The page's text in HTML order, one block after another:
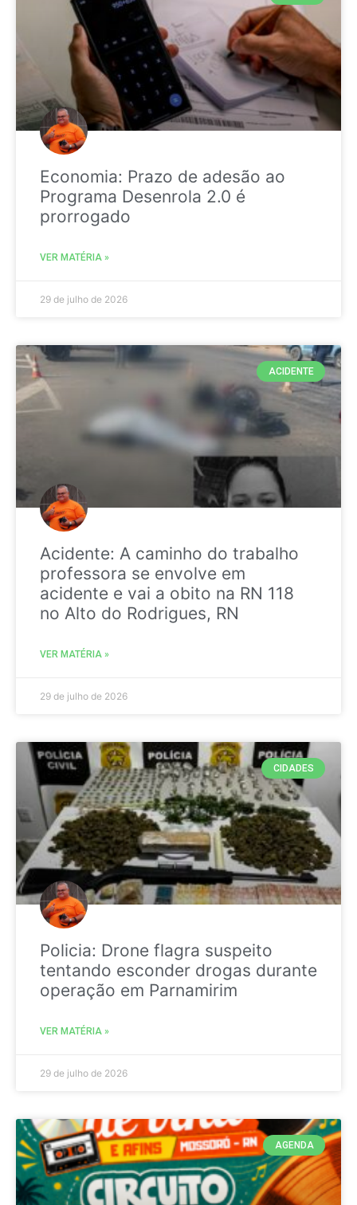
Economia: Prazo de adesão ao
Programa Desenrola 2.0 é
prorrogado
VER MATÉRIA »
29 de julho de 2026
ACIDENTE
Acidente: A caminho do trabalho
professora se envolve em
acidente e vai a obito na RN 118
no Alto do Rodrigues, RN
VER MATÉRIA »
29 de julho de 2026
CIDADES
Policia: Drone flagra suspeito
tentando esconder drogas durante
operação em Parnamirim
VER MATÉRIA »
29 de julho de 2026
AGENDA